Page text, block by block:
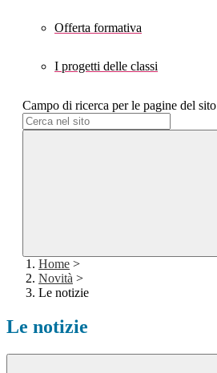
Offerta formativa
I progetti delle classi
Campo di ricerca per le pagine del sito
Home >
Novità >
Le notizie
Le notizie